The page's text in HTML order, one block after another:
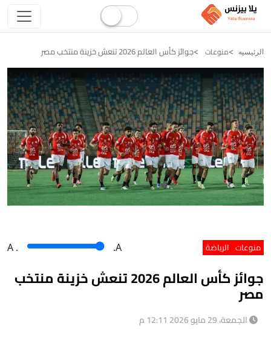
الرئيسيه منوعات جوائز كأس العالم 2026 تنعش خزينة منتخب مصر
منوعات الرياضة A . .A
جوائز كأس العالم 2026 تنعش خزينة منتخب
مصر
الجمعة، 29 مايو 2026 12:11 م